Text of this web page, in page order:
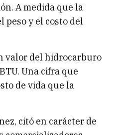
A medida que la
peso y el costo del
valor del hidrocarburo
Una cifra que
de vida que la
citó en carácter de